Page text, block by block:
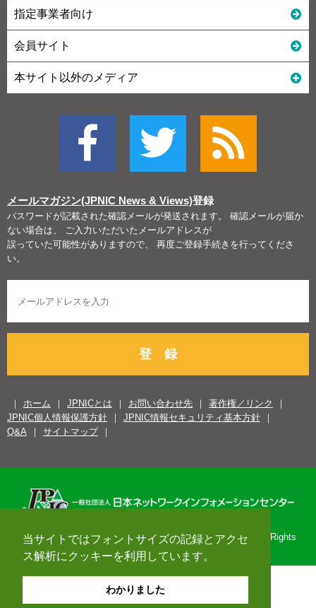
当サイトではフォントサイズの記録とアクセ
ス解析にクッキーを利用しています。
わかりました
指定事業者向け
会員サイト
本サイト以外のメディア
メールマガジン(JPNIC News & Views)登録
パスワードが記載された確認メールが発送されます。 確認メールが届か
ない場合は、 ご入力いただいたメールアドレスが
誤っていた可能性がありますので、 再度ご登録手続きを行ってくださ
い。
登 録
ホーム JPNICとは お問い合わせ先
著作権／リンク
JPNIC個人情報保護方針
JPNIC情報セキュリティ基本方針
Q&A
サイトマップ
Copyright© 1996-2026 Japan Network Information Center. All Rights
Reserved.